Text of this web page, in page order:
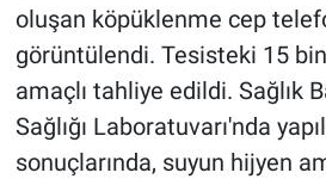
oluşan köpüklenme cep
görüntülendi. Tesisteki 15
amaçlı tahliye edildi. Sağlık
Sağlığı Laboratuvarı'nda
sonuçlarında, suyun hijyen